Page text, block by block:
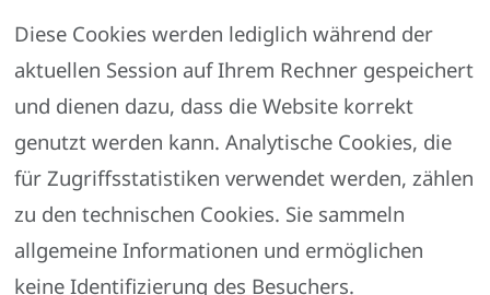
Diese Cookies werden lediglich während der
aktuellen Session auf Ihrem Rechner gespeichert
und dienen dazu, dass die Website korrekt
genutzt werden kann. Analytische Cookies, die
für Zugriffsstatistiken verwendet werden, zählen
zu den technischen Cookies. Sie sammeln
allgemeine Informationen und ermöglichen
keine Identifizierung des Besuchers.